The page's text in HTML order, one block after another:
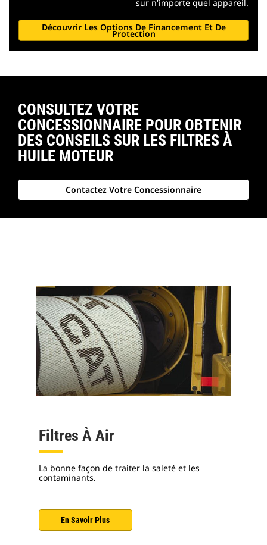
sur n'importe quel appareil.
Découvrir Les Options De Financement Et De
Protection
CONSULTEZ VOTRE
CONCESSIONNAIRE POUR OBTENIR
DES CONSEILS SUR LES FILTRES À
HUILE MOTEUR
Contactez Votre Concessionnaire
Filtres À Air
La bonne façon de traiter la saleté et les
contaminants.
En Savoir Plus